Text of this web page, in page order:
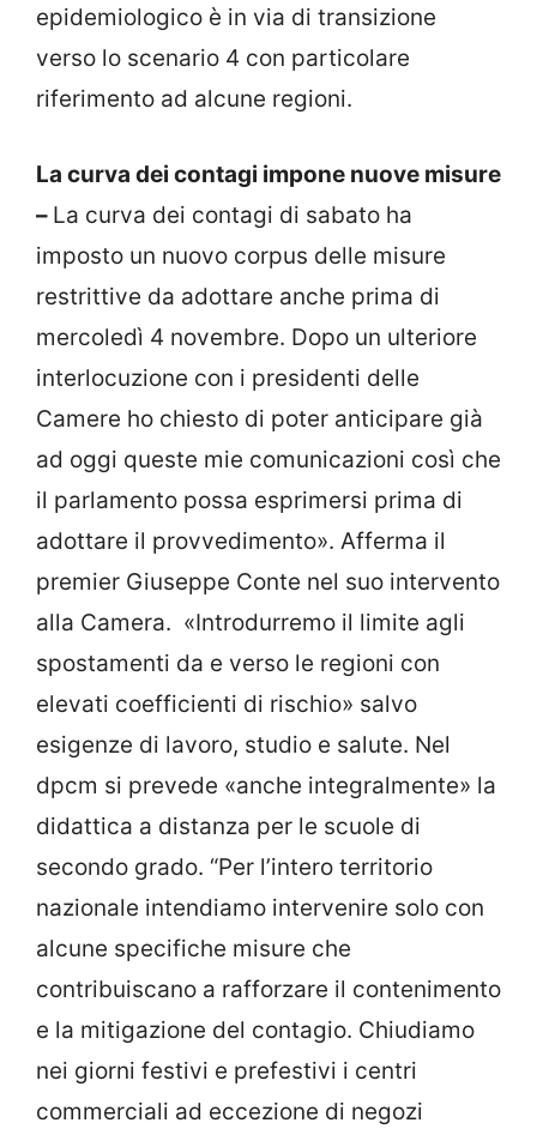
epidemiologico è in via di transizione
verso lo scenario 4 con particolare
riferimento ad alcune regioni.
La curva dei contagi impone nuove misure
– La curva dei contagi di sabato ha
imposto un nuovo corpus delle misure
restrittive da adottare anche prima di
mercoledì 4 novembre. Dopo un ulteriore
interlocuzione con i presidenti delle
Camere ho chiesto di poter anticipare già
ad oggi queste mie comunicazioni così che
il parlamento possa esprimersi prima di
adottare il provvedimento». Afferma il
premier Giuseppe Conte nel suo intervento
alla Camera. «Introdurremo il limite agli
spostamenti da e verso le regioni con
elevati coefficienti di rischio» salvo
esigenze di lavoro, studio e salute. Nel
dpcm si prevede «anche integralmente» la
didattica a distanza per le scuole di
secondo grado. “Per l’intero territorio
nazionale intendiamo intervenire solo con
alcune specifiche misure che
contribuiscano a rafforzare il contenimento
e la mitigazione del contagio. Chiudiamo
nei giorni festivi e prefestivi i centri
commerciali ad eccezione di negozi